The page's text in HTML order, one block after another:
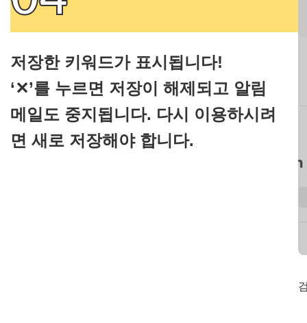
저장한 키워드가 표시됩니다!
‘✕’를 누르면 저장이 해제되고 알림
메일도 중지됩니다. 다시 이용하시려
면 새로 저장해야 합니다.